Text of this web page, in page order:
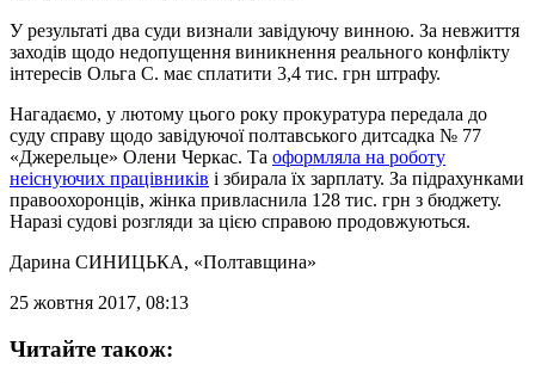
У результаті два суди визнали завідуючу винною. За невжиття
заходів щодо недопущення виникнення реального конфлікту
інтересів Ольга С. має сплатити 3,4 тис. грн штрафу.
Нагадаємо, у лютому цього року прокуратура передала до
суду справу щодо завідуючої полтавського дитсадка № 77
«Джерельце» Олени Черкас. Та оформляла на роботу
неіснуючих працівників і збирала їх зарплату. За підрахунками
правоохоронців, жінка привласнила 128 тис. грн з бюджету.
Наразі судові розгляди за цією справою продовжуються.
Дарина СИНИЦЬКА, «Полтавщина»
25 жовтня 2017, 08:13
Читайте також: